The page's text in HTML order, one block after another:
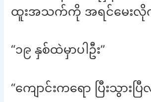
ထူးအသက်ကို အရင်မေး
“၁၉ နှစ်ထဲမှာပါဦး”
“ကျောင်းကရော ပြီးသွားပြီ